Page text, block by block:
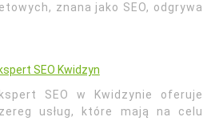
znana jako SEO, odgrywa
SEO Kwidzyn
SEO w Kwidzynie oferuje
usług, które mają na celu